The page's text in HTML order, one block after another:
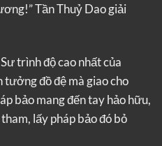
Tần Thuỷ Dao giải
trình độ cao nhất của
tưởng đồ đệ mà giao cho
bảo mang đến tay hảo hữu,
lấy pháp bảo đó bỏ